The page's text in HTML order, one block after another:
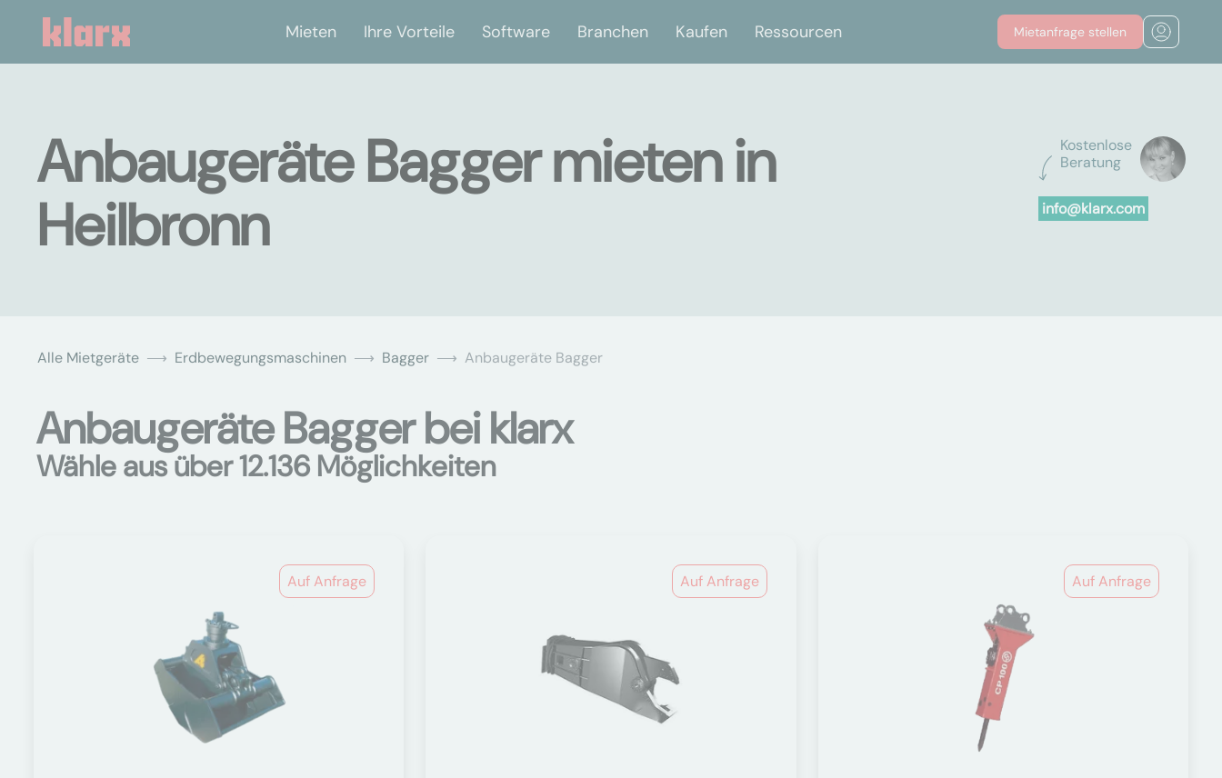
Mieten Ihre Vorteile Software Branchen Kaufen Ressourcen Mietanfrage stellen
Kostenlose
Beratung
info@klarx.com
Anbaugeräte Bagger mieten in
Heilbronn
Alle Mietgeräte Erdbewegungsmaschinen Bagger Anbaugeräte Bagger
Anbaugeräte Bagger bei klarx
Wähle aus über 12.136 Möglichkeiten
Auf Anfrage Auf Anfrage Auf Anfrage